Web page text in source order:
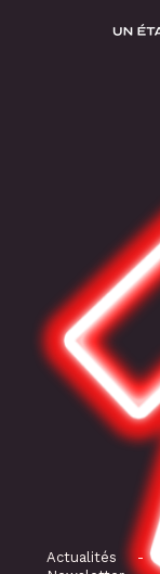
Actualités -